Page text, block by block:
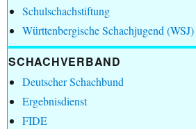
Schulschachstiftung
Württenbergische Schachjugend (WSJ)
SCHACHVERBAND
Deutscher Schachbund
Ergebnisdienst
FIDE